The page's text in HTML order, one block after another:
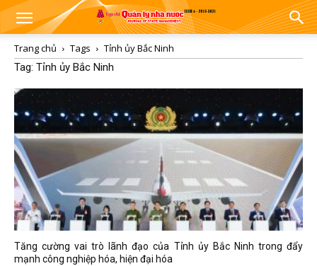
Trang chủ Tags
Tỉnh ủy Bắc Ninh
Tag: Tỉnh ủy Bắc Ninh
Tăng cường vai trò lãnh đạo của Tỉnh ủy Bắc Ninh trong đẩy
mạnh công nghiệp hóa, hiện đại hóa